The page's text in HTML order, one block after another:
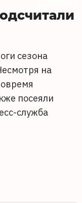
сезона
на
посеяли
служба